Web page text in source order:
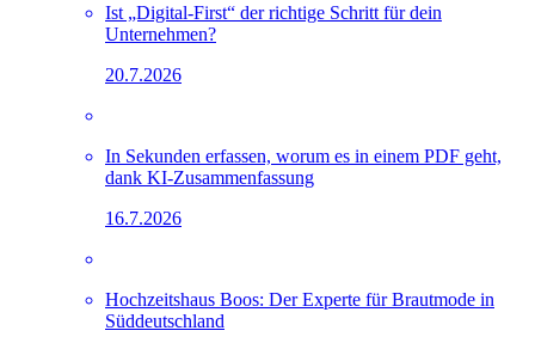
Ist „Digital-First“ der richtige Schritt für dein
Unternehmen?
20.7.2026
In Sekunden erfassen, worum es in einem PDF geht,
dank KI-Zusammenfassung
16.7.2026
Hochzeitshaus Boos: Der Experte für Brautmode in
Süddeutschland